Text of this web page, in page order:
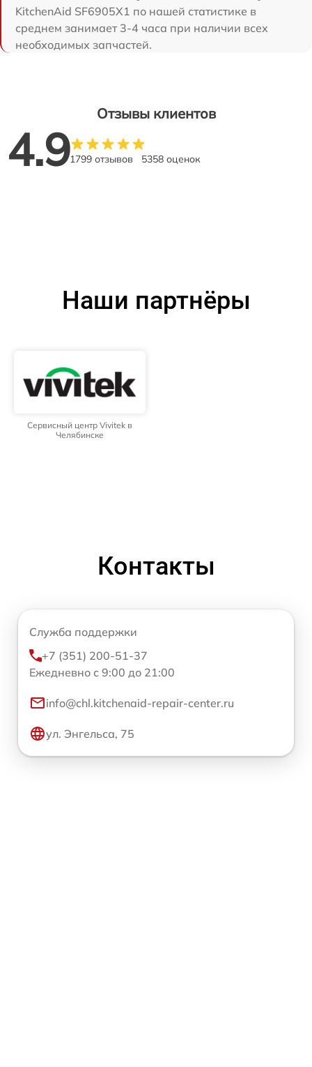
KitchenAid SF6905X1 по нашей статистике в
среднем занимает 3-4 часа при наличии всех
необходимых запчастей.
Отзывы клиентов
4.91799 отзывов 5358 оценок
Наши партнёры
Сервисный центр Vivitek в
Челябинске
Контакты
Служба поддержки
+7 (351) 200-51-37
Ежедневно с 9:00 до 21:00
info@chl.kitchenaid-repair-center.ru
ул. Энгельса, 75